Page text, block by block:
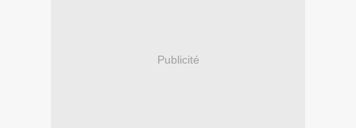
Publicité